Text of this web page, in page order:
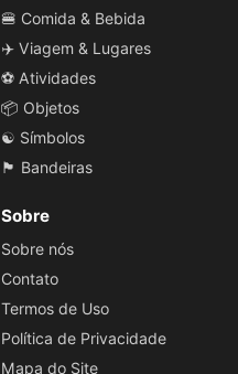
🍔 Comida & Bebida
✈️ Viagem & Lugares
⚽ Atividades
📦 Objetos
☯️ Símbolos
🏴 Bandeiras
Sobre
Sobre nós
Contato
Termos de Uso
Política de Privacidade
Mapa do Site